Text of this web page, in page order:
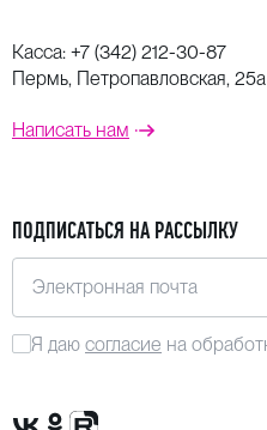
Касса: +7 (342) 212-30-87
Пермь, Петропавловская, 25а
Написать нам
ПОДПИСАТЬСЯ НА РАССЫЛКУ
Электронная почта
Я даю согласие на